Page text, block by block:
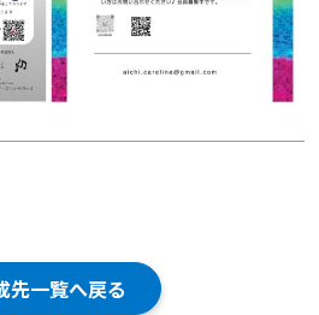
先一覧へ戻る